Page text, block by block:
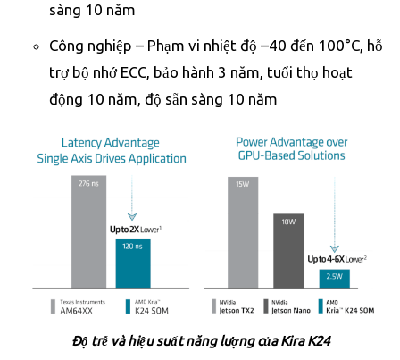
sàng 10 năm
Công nghiệp – Phạm vi nhiệt độ –40 đến 100°C, hỗ
trợ bộ nhớ ECC, bảo hành 3 năm, tuổi thọ hoạt
động 10 năm, độ sẵn sàng 10 năm
Độ trễ và hiệu suất năng lượng của Kira K24